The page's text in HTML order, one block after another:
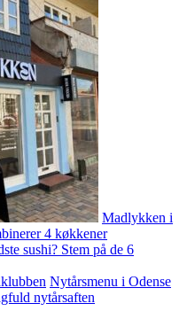
Madlykken i
4 køkkener
sushi? Stem på de 6
Nytårsmenu i Odense
nytårsaften